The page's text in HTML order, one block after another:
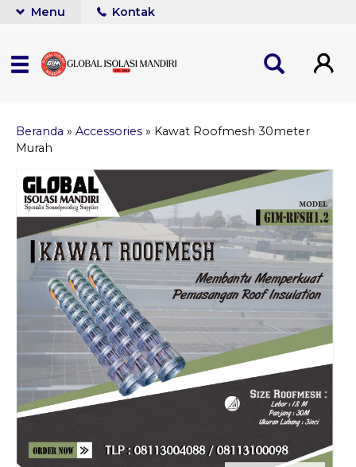
Menu Kontak
Beranda » Accessories » Kawat Roofmesh 30meter
Murah